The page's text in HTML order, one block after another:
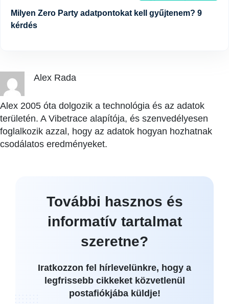
Milyen Zero Party adatpontokat kell gyűjtenem? 9
kérdés
Alex Rada
Alex 2005 óta dolgozik a technológia és az adatok
területén. A Vibetrace alapítója, és szenvedélyesen
foglalkozik azzal, hogy az adatok hogyan hozhatnak
csodálatos eredményeket.
További hasznos és
informatív tartalmat
szeretne?
Iratkozzon fel hírlevelünkre, hogy a
legfrissebb cikkeket közvetlenül
postafiókjába küldje!